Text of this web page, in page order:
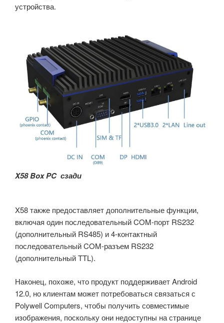
устройства.
X58 Box PC сзади
X58 также предоставляет дополнительные функции,
включая один последовательный COM-порт RS232
(дополнительный RS485) и 4-контактный
последовательный COM-разъем RS232
(дополнительный TTL).
Наконец, похоже, что продукт поддерживает Android
12.0, но клиентам может потребоваться связаться с
Polywell Computers, чтобы получить совместимые
изображения, поскольку они недоступны на странице